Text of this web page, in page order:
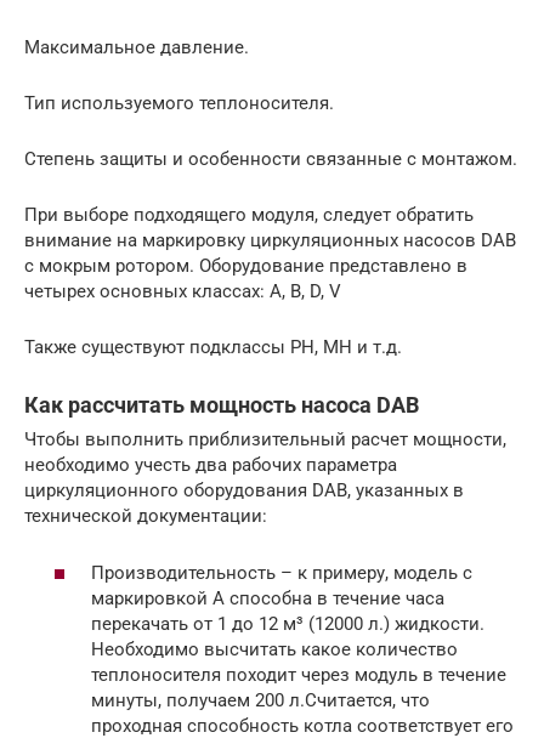
Максимальное давление.
Тип используемого теплоносителя.
Степень защиты и особенности связанные с монтажом.
При выборе подходящего модуля, следует обратить
внимание на маркировку циркуляционных насосов DAB
с мокрым ротором. Оборудование представлено в
четырех основных классах: А, В, D, V
Также существуют подклассы PH, MH и т.д.
Как рассчитать мощность насоса DAB
Чтобы выполнить приблизительный расчет мощности,
необходимо учесть два рабочих параметра
циркуляционного оборудования DAB, указанных в
технической документации:
Производительность – к примеру, модель с
маркировкой А способна в течение часа
перекачать от 1 до 12 м³ (12000 л.) жидкости.
Необходимо высчитать какое количество
теплоносителя походит через модуль в течение
минуты, получаем 200 л.Считается, что
проходная способность котла соответствует его